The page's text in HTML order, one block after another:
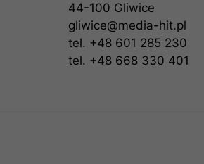
44-100 Gliwice
gliwice@media-hit.pl
tel. +48 601 285 230
tel. +48 668 330 401